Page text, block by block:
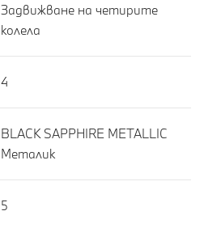
Задвижване на четирите
колела
4
BLACK SAPPHIRE METALLIC
Meталик
5